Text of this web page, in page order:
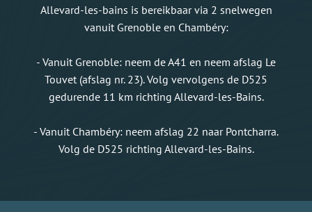
Allevard-les-bains is bereikbaar via 2 snelwegen
vanuit Grenoble en Chambéry:
- Vanuit Grenoble: neem de A41 en neem afslag Le
Touvet (afslag nr. 23). Volg vervolgens de D525
gedurende 11 km richting Allevard-les-Bains.
- Vanuit Chambéry: neem afslag 22 naar Pontcharra.
Volg de D525 richting Allevard-les-Bains.